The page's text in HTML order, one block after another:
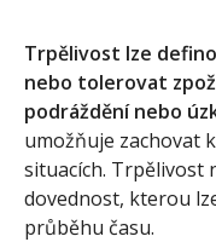
Trpělivost lze
nebo tolerovat
podráždění nebo
umožňuje zachovat
situacích. Trpělivost
dovednost, kterou
průběhu času.